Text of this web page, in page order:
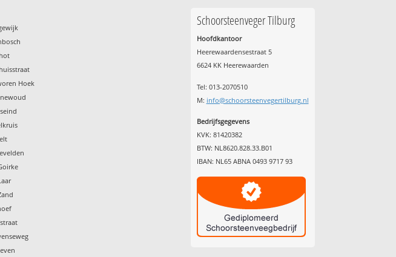
Hoek
Schoorsteenveger Tilburg
Hoofdkantoor
Heerewaardensestraat 5
6624 KK Heerewaarden
Tel: 013-2070510
M: info@schoorsteenvegertilburg.nl
Bedrijfsgegevens
KVK: 81420382
BTW: NL8620.828.33.B01
IBAN: NL65 ABNA 0493 9717 93